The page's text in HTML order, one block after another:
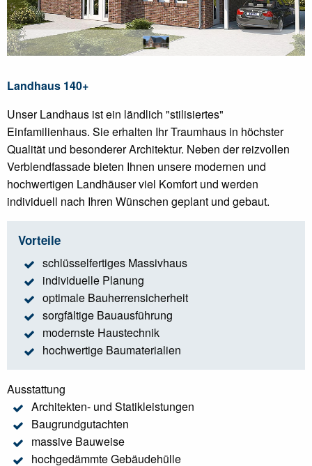
Landhaus 140+
Unser Landhaus ist ein ländlich "stilisiertes"
Einfamilienhaus. Sie erhalten Ihr Traumhaus in höchster
Qualität und besonderer Architektur. Neben der reizvollen
Verblendfassade bieten Ihnen unsere modernen und
hochwertigen Landhäuser viel Komfort und werden
individuell nach Ihren Wünschen geplant und gebaut.
Vorteile
schlüsselfertiges Massivhaus
individuelle Planung
optimale Bauherrensicherheit
sorgfältige Bauausführung
modernste Haustechnik
hochwertige Baumaterialien
Ausstattung
Architekten- und Statikleistungen
Baugrundgutachten
massive Bauweise
hochgedämmte Gebäudehülle